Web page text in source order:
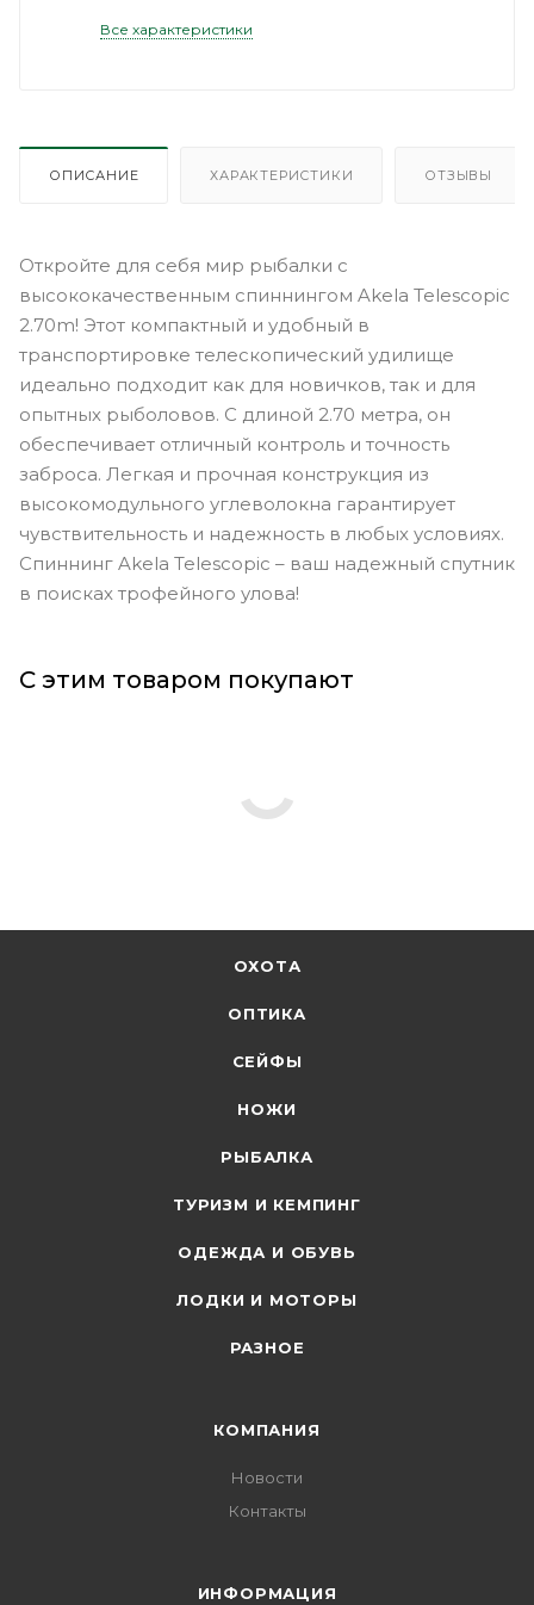
Все характеристики
ОПИСАНИЕ ХАРАКТЕРИСТИКИ ОТЗЫВЫ
Откройте для себя мир рыбалки с
высококачественным спиннингом Akela Telescopic
2.70m! Этот компактный и удобный в
транспортировке телескопический удилище
идеально подходит как для новичков, так и для
опытных рыболовов. С длиной 2.70 метра, он
обеспечивает отличный контроль и точность
заброса. Легкая и прочная конструкция из
высокомодульного углеволокна гарантирует
чувствительность и надежность в любых условиях.
Спиннинг Akela Telescopic – ваш надежный спутник
в поисках трофейного улова!
С этим товаром покупают
ОХОТА
ОПТИКА
СЕЙФЫ
НОЖИ
РЫБАЛКА
ТУРИЗМ И КЕМПИНГ
ОДЕЖДА И ОБУВЬ
ЛОДКИ И МОТОРЫ
РАЗНОЕ
КОМПАНИЯ
Новости
Контакты
ИНФОРМАЦИЯ